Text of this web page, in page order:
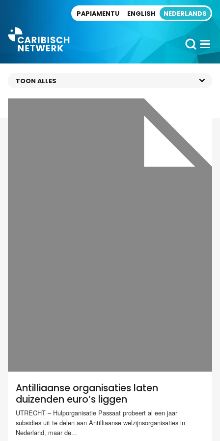
PAPIAMENTU ENGLISH NEDERLANDS
Antilliaanse organisaties laten
duizenden euro’s liggen
UTRECHT – Hulporganisatie Passaat probeert al een jaar
subsidies uit te delen aan Antilliaanse welzijnsorganisaties in
Nederland, maar de...